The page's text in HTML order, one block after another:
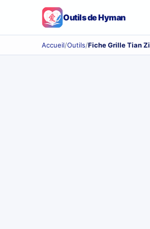
Outils de Hyman
Accueil/Outils/Fiche Grille Tian Zi